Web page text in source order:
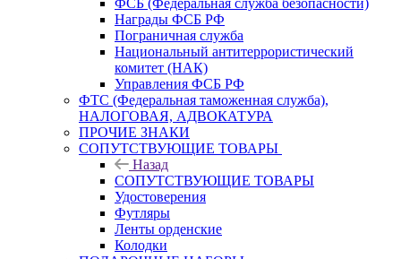
ФСБ (Федеральная служба безопасности)
Награды ФСБ РФ
Пограничная служба
Национальный антитеррористический
комитет (НАК)
Управления ФСБ РФ
ФТС (Федеральная таможенная служба),
НАЛОГОВАЯ, АДВОКАТУРА
ПРОЧИЕ ЗНАКИ
СОПУТСТВУЮЩИЕ ТОВАРЫ
Назад
СОПУТСТВУЮЩИЕ ТОВАРЫ
Удостоверения
Футляры
Ленты орденские
Колодки